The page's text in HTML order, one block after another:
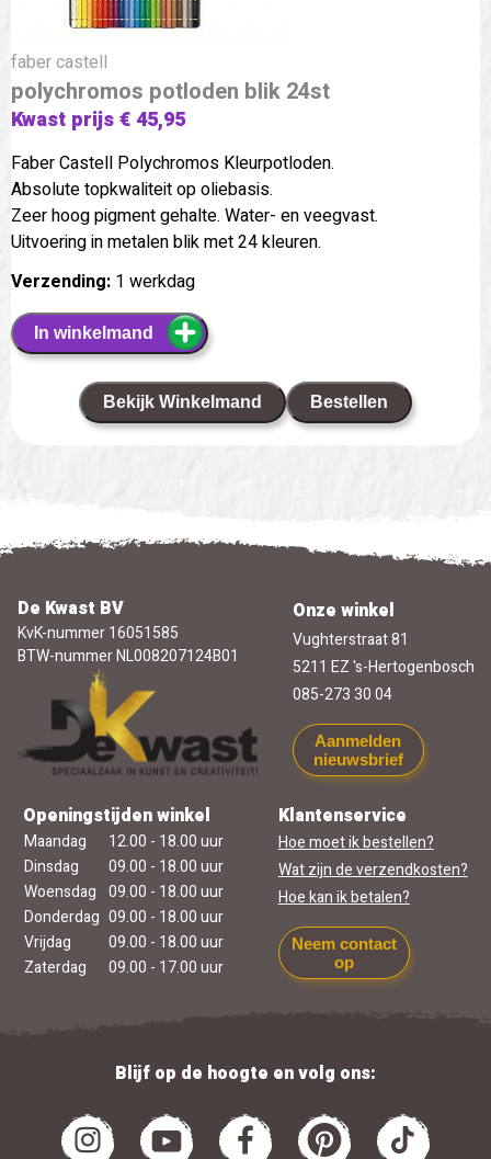
faber castell
polychromos potloden blik 24st
Kwast prijs € 45,95
Faber Castell Polychromos Kleurpotloden.
Absolute topkwaliteit op oliebasis.
Zeer hoog pigment gehalte. Water- en veegvast.
Uitvoering in metalen blik met 24 kleuren.
Verzending: 1 werkdag
In winkelmand
Bekijk Winkelmand Bestellen
De Kwast BV
KvK-nummer 16051585
BTW-nummer NL008207124B01
Onze winkel
Vughterstraat 81
5211 EZ 's-Hertogenbosch
085-273 30 04
Aanmelden
nieuwsbrief
Openingstijden winkel
Maandag
12.00 - 18.00 uur
Dinsdag
09.00 - 18.00 uur
Woensdag 09.00 - 18.00 uur
Donderdag 09.00 - 18.00 uur
Vrijdag
09.00 - 18.00 uur
Zaterdag
09.00 - 17.00 uur
Klantenservice
Hoe moet ik bestellen?
Wat zijn de verzendkosten?
Hoe kan ik betalen?
Neem contact
op
Blijf op de hoogte en volg ons: